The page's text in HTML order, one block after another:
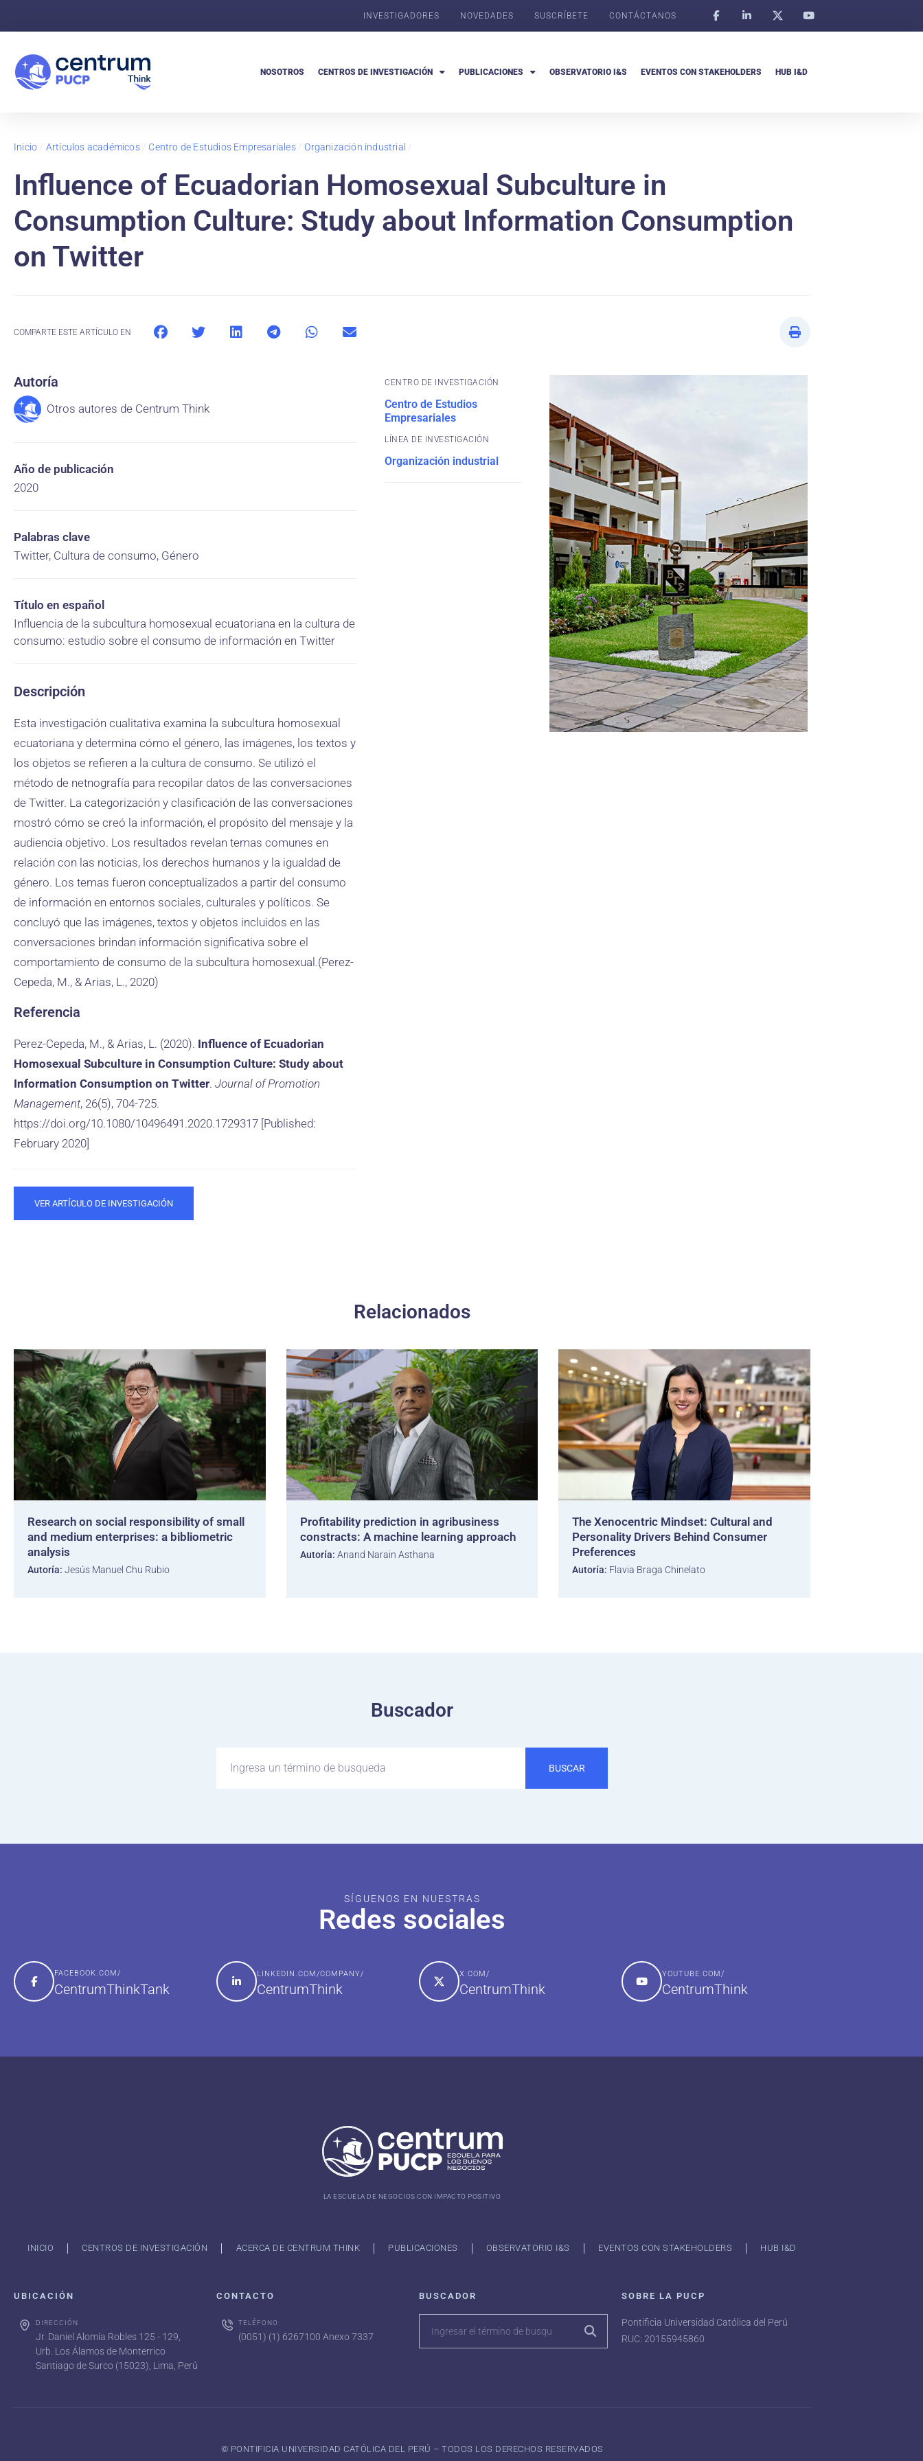
INVESTIGADORES NOVEDADES SUSCRÍBETE CONTÁCTANOS
NOSOTROS CENTROS DE INVESTIGACIÓN PUBLICACIONES OBSERVATORIO I&S EVENTOS CON STAKEHOLDERS HUB I&D
Inicio / Artículos académicos/ Centro de Estudios Empresariales/Organización industrial /
Influence of Ecuadorian Homosexual Subculture in
Consumption Culture: Study about Information Consumption
on Twitter
COMPARTE ESTE ARTÍCULO EN
Autoría
Otros autores de Centrum Think
Año de publicación
2020
Palabras clave
Twitter, Cultura de consumo, Género
Título en español
Influencia de la subcultura homosexual ecuatoriana en la cultura de
consumo: estudio sobre el consumo de información en Twitter
Descripción
Esta investigación cualitativa examina la subcultura homosexual
ecuatoriana y determina cómo el género, las imágenes, los textos y
los objetos se refieren a la cultura de consumo. Se utilizó el
método de netnografía para recopilar datos de las conversaciones
de Twitter. La categorización y clasificación de las conversaciones
mostró cómo se creó la información, el propósito del mensaje y la
audiencia objetivo. Los resultados revelan temas comunes en
relación con las noticias, los derechos humanos y la igualdad de
género. Los temas fueron conceptualizados a partir del consumo
de información en entornos sociales, culturales y políticos. Se
concluyó que las imágenes, textos y objetos incluidos en las
conversaciones brindan información significativa sobre el
comportamiento de consumo de la subcultura homosexual.(Perez-
Cepeda, M., & Arias, L., 2020)
Referencia
Perez-Cepeda, M., & Arias, L. (2020). Influence of Ecuadorian
Homosexual Subculture in Consumption Culture: Study about
Information Consumption on Twitter. Journal of Promotion
Management, 26(5), 704-725.
https://doi.org/10.1080/10496491.2020.1729317 [Published:
February 2020]
VER ARTÍCULO DE INVESTIGACIÓN
CENTRO DE INVESTIGACIÓN
Centro de Estudios
Empresariales
Organización industrial
Relacionados
Research on social responsibility of small
and medium enterprises: a bibliometric
analysis
Autoría: Jesús Manuel Chu Rubio
Profitability prediction in agribusiness
constracts: A machine learning approach
Autoría: Anand Narain Asthana
The Xenocentric Mindset: Cultural and
Personality Drivers Behind Consumer
Preferences
Autoría: Flavia Braga Chinelato
Buscador
BUSCAR
SÍGUENOS EN NUESTRAS
Redes sociales
FACEBOOK.COM/
CentrumThinkTank
LINKEDIN.COM/COMPANY/
CentrumThink
X.COM/
CentrumThink
YOUTUBE.COM/
CentrumThink
LA ESCUELA DE NEGOCIOS CON IMPACTO POSITIVO
INICIO CENTROS DE INVESTIGACIÓN ACERCA DE CENTRUM THINK PUBLICACIONES OBSERVATORIO I&S EVENTOS CON STAKEHOLDERS HUB I&D
UBICACIÓN
DIRECCIÓN
Jr. Daniel Alomía Robles 125 - 129,
Urb. Los Álamos de Monterrico
Santiago de Surco (15023), Lima, Perú
CONTACTO
TELÉFONO
(0051) (1) 6267100 Anexo 7337
BUSCADOR SOBRE LA PUCP
Pontificia Universidad Católica del Perú
RUC: 20155945860
©️ PONTIFICIA UNIVERSIDAD CATÓLICA DEL PERÚ – TODOS LOS DERECHOS RESERVADOS